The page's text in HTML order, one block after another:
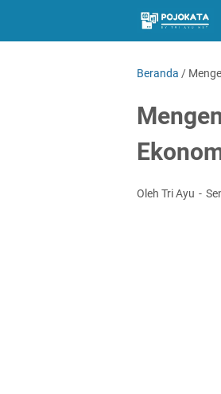
Beranda /
Oleh Tri Ayu